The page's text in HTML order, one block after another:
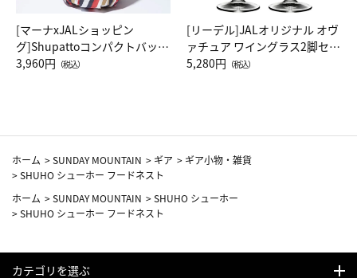
[マーナxJALショッピン
グ]Shupattoコンパクトバッグ
Drop JAL客室乗務員（LC）ス
3,960円 （税込）
[リーデル]JALオリジナル オヴ
ァチュア ワイングラス2脚セッ
ト（レッドワイン）
5,280円 （税込）
ホーム >SUNDAY MOUNTAIN > ギア > ギア小物・雑貨
>SHUHO シューホー フードネスト
ホーム >SUNDAY MOUNTAIN >SHUHO シューホー
>SHUHO シューホー フードネスト
カテゴリを選ぶ